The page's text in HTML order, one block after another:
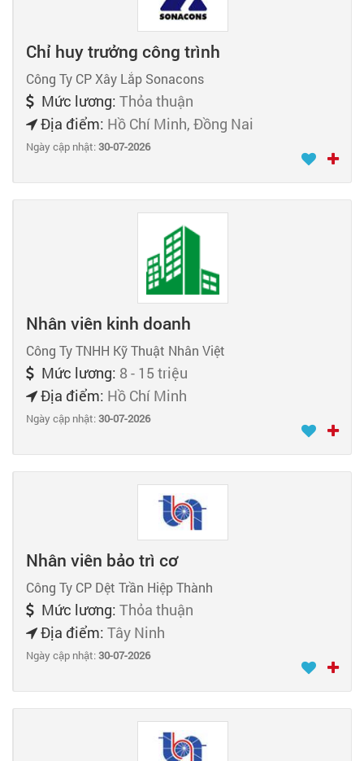
Chỉ huy trưởng công trình
Công Ty CP Xây Lắp Sonacons
Mức lương: Thỏa thuận
Địa điểm: Hồ Chí Minh, Đồng Nai
Ngày cập nhật:30-07-2026
Nhân viên kinh doanh
Công Ty TNHH Kỹ Thuật Nhân Việt
Mức lương: 8 - 15 triệu
Địa điểm: Hồ Chí Minh
Ngày cập nhật:30-07-2026
Nhân viên bảo trì cơ
Công Ty CP Dệt Trần Hiệp Thành
Mức lương: Thỏa thuận
Địa điểm: Tây Ninh
Ngày cập nhật:30-07-2026